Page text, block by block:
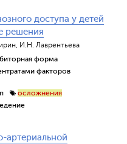
доступа у детей
решения
И.Н. Лаврентьева
форма
факторов
осложнения
артериальной